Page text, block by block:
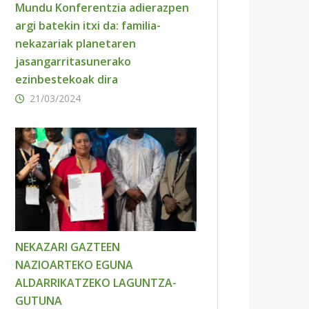
Mundu Konferentzia adierazpen
argi batekin itxi da: familia-
nekazariak planetaren
jasangarritasunerako
ezinbestekoak dira
21/03/2024
NEKAZARI GAZTEEN
NAZIOARTEKO EGUNA
ALDARRIKATZEKO LAGUNTZA-
GUTUNA